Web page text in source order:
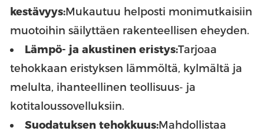
kestävyys:Mukautuu helposti monimutkaisiin
muotoihin säilyttäen rakenteellisen eheyden.
Lämpö- ja akustinen eristys:Tarjoaa
tehokkaan eristyksen lämmöltä, kylmältä ja
melulta, ihanteellinen teollisuus- ja
kotitaloussovelluksiin.
Suodatuksen tehokkuus:Mahdollistaa